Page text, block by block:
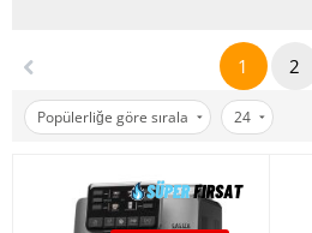
1 2
Popülerliğe göre sırala 24